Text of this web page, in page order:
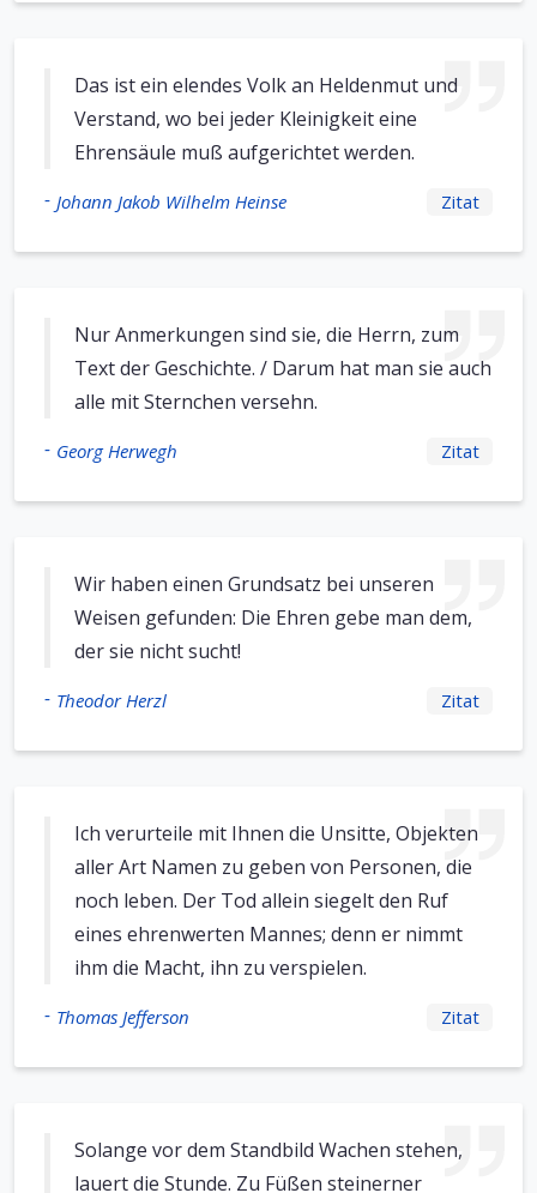
Das ist ein elendes Volk an Heldenmut und
Verstand, wo bei jeder Kleinigkeit eine
Ehrensäule muß aufgerichtet werden.
- Johann Jakob Wilhelm Heinse Zitat
Nur Anmerkungen sind sie, die Herrn, zum
Text der Geschichte. / Darum hat man sie auch
alle mit Sternchen versehn.
- Georg Herwegh Zitat
Wir haben einen Grundsatz bei unseren
Weisen gefunden: Die Ehren gebe man dem,
der sie nicht sucht!
- Theodor Herzl Zitat
Ich verurteile mit Ihnen die Unsitte, Objekten
aller Art Namen zu geben von Personen, die
noch leben. Der Tod allein siegelt den Ruf
eines ehrenwerten Mannes; denn er nimmt
ihm die Macht, ihn zu verspielen.
- Thomas Jefferson Zitat
Solange vor dem Standbild Wachen stehen,
lauert die Stunde. Zu Füßen steinerner